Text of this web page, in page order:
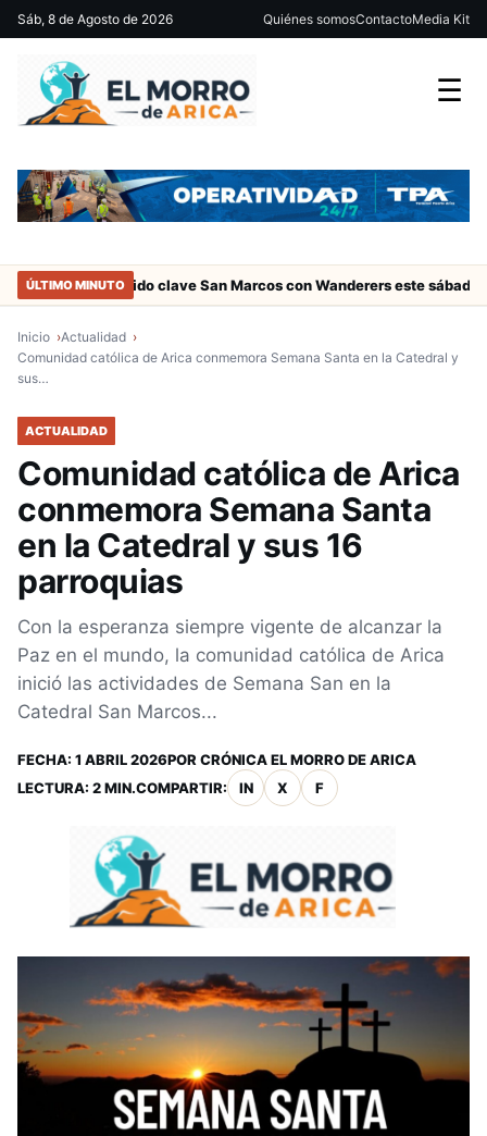
Sáb, 8 de Agosto de 2026 Quiénes somosContactoMedia Kit
☰
ÚLTIMO MINUTO
Partido clave San Marcos con Wanderers este sábado a las 15
Inicio
Actualidad
Comunidad católica de Arica conmemora Semana Santa en la Catedral y
sus…
ACTUALIDAD
Comunidad católica de Arica
conmemora Semana Santa
en la Catedral y sus 16
parroquias
Con la esperanza siempre vigente de alcanzar la
Paz en el mundo, la comunidad católica de Arica
inició las actividades de Semana San en la
Catedral San Marcos...
FECHA: 1 ABRIL 2026POR CRÓNICA EL MORRO DE ARICA
LECTURA: 2 MIN.COMPARTIR: IN X F